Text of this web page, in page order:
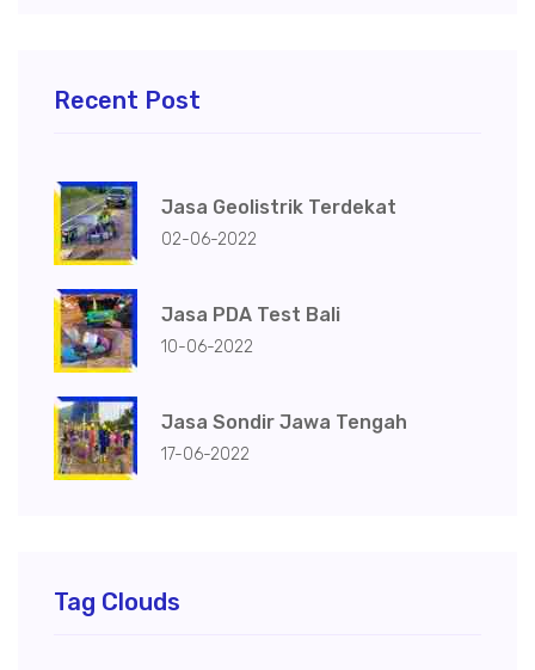
Recent Post
Jasa Geolistrik Terdekat
02-06-2022
Jasa PDA Test Bali
10-06-2022
Jasa Sondir Jawa Tengah
17-06-2022
Tag Clouds